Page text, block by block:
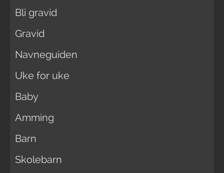
Bli gravid
Gravid
Navneguiden
Uke for uke
Baby
Amming
Barn
Skolebarn